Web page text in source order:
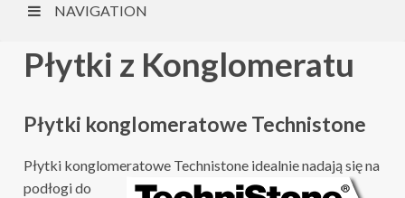
NAVIGATION
Płytki z Konglomeratu
Płytki konglomeratowe Technistone
Płytki konglomeratoweTechnistone idealnie nadają się na
podłogi do